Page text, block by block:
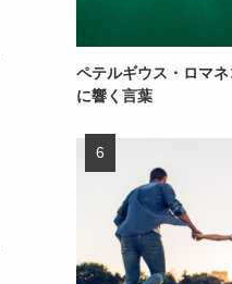
ペテルギウス・ロマ
に響く言葉